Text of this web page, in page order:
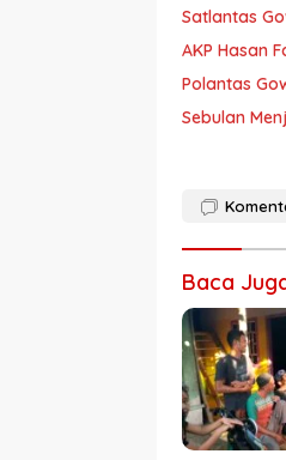
Satlantas
AKP Hasan
Polantas
Sebulan
Baca